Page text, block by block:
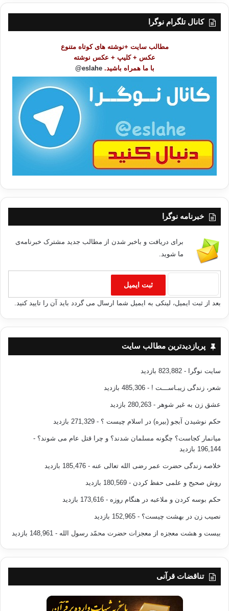
کانال تلگرام نوگرا
مطالب سایت +نوشته های کوتاه متنوع
عکس + کلیپ + عکس نوشته
با ما همراه باشید. eslahe@
خبرنامه نوگرا
برای دریافت و باخبر شدن از مطالب جدید مشترک خبرنامه‌ی
ما شوید.
بعد از ثبت ایمیل، لینکی به ایمیل شما ارسال می گردد باید آن را تایید کنید.
پربازدیدترین مطالب سایت
سایت نوگرا - 823,882 بازدید
شعر، زندگی زیبـاســـت ! - 485,306 بازدید
عشق زن به غیر شوهر - 280,263 بازدید
حکم نوشیدن آبجو (بیره) در اسلام چیست ؟ - 271,329 بازدید
میانمار کجاست؟ چگونه مسلمان شدند؟ و چرا قتل عام می شوند؟ -
196,144 بازدید
خلاصه زندگی حضرت عمر رضی الله تعالی عنه - 185,476 بازدید
روش صحیح و علمی حفظ کردن - 180,569 بازدید
حکم بوسه کردن و ملاعبه در هنگام روزه - 173,616 بازدید
نصیب زن در بهشت چیست؟ - 152,965 بازدید
بیست و هشت معجزه از معجزات حضرت محمّد رسول الله - 148,961 بازدید
تناقضات قرآنی